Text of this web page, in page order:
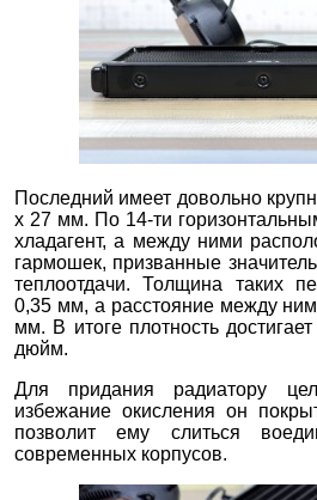
Последний имеет довольно
x 27 мм. По 14-ти
хладагент, а между ними
гармошек, призванные
теплоотдачи. Толщина таких
0,35 мм, а расстояние между
мм. В итоге плотность
дюйм.
Для придания радиатору
избежание окисления он
позволит ему слиться
современных корпусов.